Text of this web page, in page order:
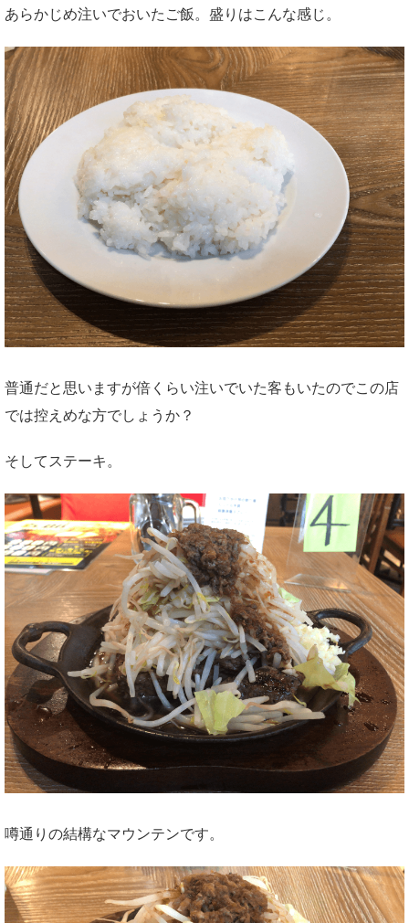
あらかじめ注いでおいたご飯。盛りはこんな感じ。
普通だと思いますが倍くらい注いでいた客もいたのでこの店
では控えめな方でしょうか？
そしてステーキ。
噂通りの結構なマウンテンです。